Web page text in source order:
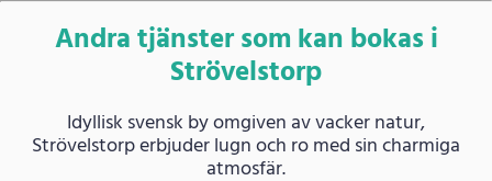
Andra tjänster som kan bokas i
Strövelstorp
Idyllisk svensk by omgiven av vacker natur,
Strövelstorp erbjuder lugn och ro med sin charmiga
atmosfär.